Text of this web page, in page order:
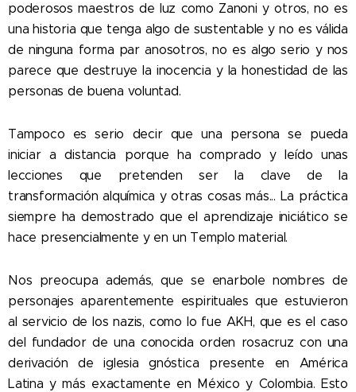
poderosos maestros de luz como Zanoni y otros, no es
una historia que tenga algo de sustentable y no es válida
de ninguna forma par anosotros, no es algo serio y nos
parece que destruye la inocencia y la honestidad de las
personas de buena voluntad.
Tampoco es serio decir que una persona se pueda
iniciar a distancia porque ha comprado y leído unas
lecciones que pretenden ser la clave de la
transformación alquímica y otras cosas más... La práctica
siempre ha demostrado que el aprendizaje iniciático se
hace presencialmente y en un Templo material.
Nos preocupa además, que se enarbole nombres de
personajes aparentemente espirituales que estuvieron
al servicio de los nazis, como lo fue AKH, que es el caso
del fundador de una conocida orden rosacruz con una
derivación de iglesia gnóstica presente en América
Latina y más exactamente en México y Colombia. Esto